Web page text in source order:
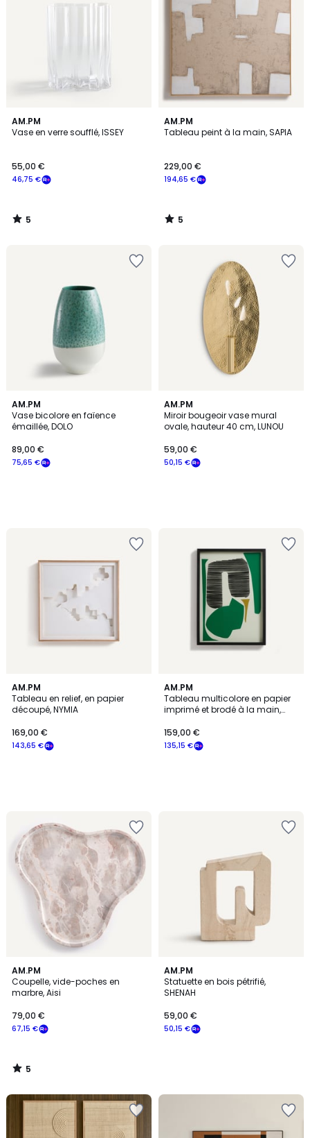
AM.PM
Vase en verre soufflé, ISSEY
46,75 €
55,00 €
5
/
5
/
AM.PM
Tableau peint à la main, SAPIA
194,65 €
229,00 €
5
/
5
/
AM.PM
Vase bicolore en faïence
émaillée, DOLO
75,65 €
89,00 €
AM.PM
Miroir bougeoir vase mural
ovale, hauteur 40 cm, LUNOU
50,15 €
59,00 €
AM.PM
Tableau en relief, en papier
découpé, NYMIA
143,65 €
169,00 €
AM.PM
Tableau multicolore en papier
imprimé et brodé à la main,
135,15 €
159,00 €
AM.PM
Coupelle, vide-poches en
marbre, Aisi
67,15 €
79,00 €
5
/
5
5
/
AM.PM
Statuette en bois pétrifié,
SHENAH
50,15 €
59,00 €